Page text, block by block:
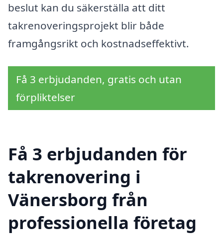
beslut kan du säkerställa att ditt
takrenoveringsprojekt blir både
framgångsrikt och kostnadseffektivt.
Få 3 erbjudanden, gratis och utan
förpliktelser
Få 3 erbjudanden för
takrenovering i
Vänersborg från
professionella företag